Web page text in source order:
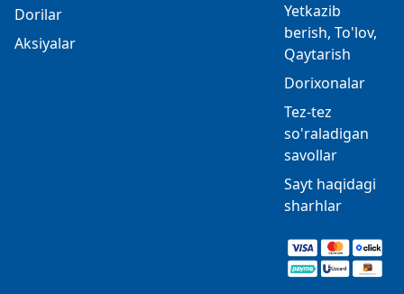
Dorilar
Aksiyalar
Yetkazib
berish, To'lov,
Qaytarish
Dorixonalar
Tez-tez
so'raladigan
savollar
Sayt haqidagi
sharhlar